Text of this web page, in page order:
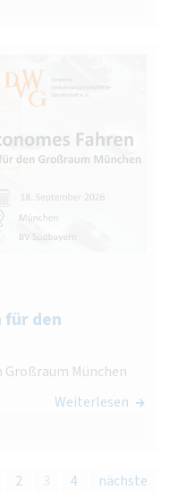
für den
Großraum München
Weiterlesen
2 3 4 nächste